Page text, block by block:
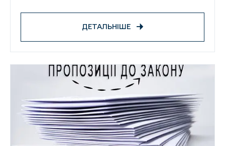
Епіфанію за підтримку людей
ДЕТАЛЬНІШЕ